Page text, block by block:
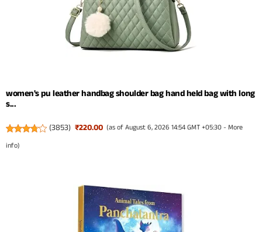
women's pu leather handbag shoulder bag hand held bag with long
s...
(3853) ₹220.00 (as of August 6, 2026 14:54 GMT +05:30 -More
info)